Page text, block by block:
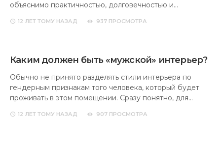
объяснимо практичностью, долговечностью и…
12 ЛЕТ ТОМУ НАЗАД 937 ПРОСМОТРА
Каким должен быть «мужской» интерьер?
Обычно не принято разделять стили интерьера по
гендерным признакам того человека, который будет
проживать в этом помещении. Сразу понятно, для…
12 ЛЕТ ТОМУ НАЗАД 907 ПРОСМОТРА